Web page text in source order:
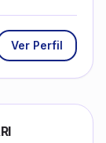
Ver Perfil